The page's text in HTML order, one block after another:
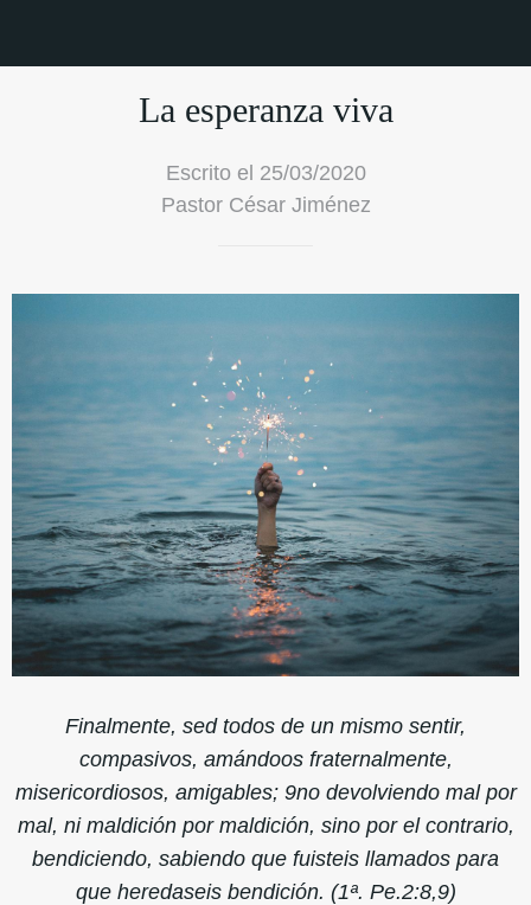
La esperanza viva
Escrito el 25/03/2020
Pastor César Jiménez
Finalmente, sed todos de un mismo sentir,
compasivos, amándoos fraternalmente,
misericordiosos, amigables; 9no devolviendo mal por
mal, ni maldición por maldición, sino por el contrario,
bendiciendo, sabiendo que fuisteis llamados para
que heredaseis bendición. (1ª. Pe.2:8,9)